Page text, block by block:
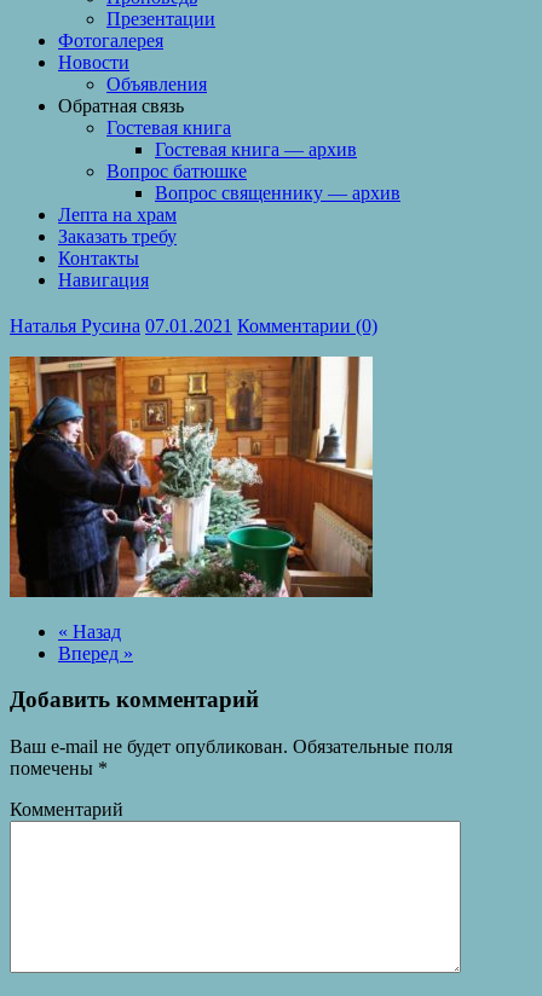
Презентации
Фотогалерея
Новости
Объявления
Обратная связь
Гостевая книга
Гостевая книга — архив
Вопрос батюшке
Вопрос священнику — архив
Лепта на храм
Заказать требу
Контакты
Навигация
Наталья Русина 07.01.2021 Комментарии (0)
« Назад
Вперед »
Добавить комментарий
Ваш e-mail не будет опубликован. Обязательные поля
помечены *
Комментарий